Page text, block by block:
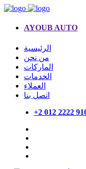
AYOUB AUTO
الرئيسية
من نحن
الماركات
الخدمات
العملاء
اتصل بنا
+2 012 2222